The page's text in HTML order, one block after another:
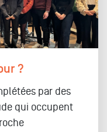
?
par des
qui occupent